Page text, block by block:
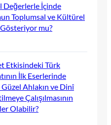
Değerlerle İçinde
Toplumsal ve Kültürel
mu?
Etkisindeki Türk
İlk Eserlerinde
Ahlakın ve Dinî
Çalışılmasının
Olabilir?